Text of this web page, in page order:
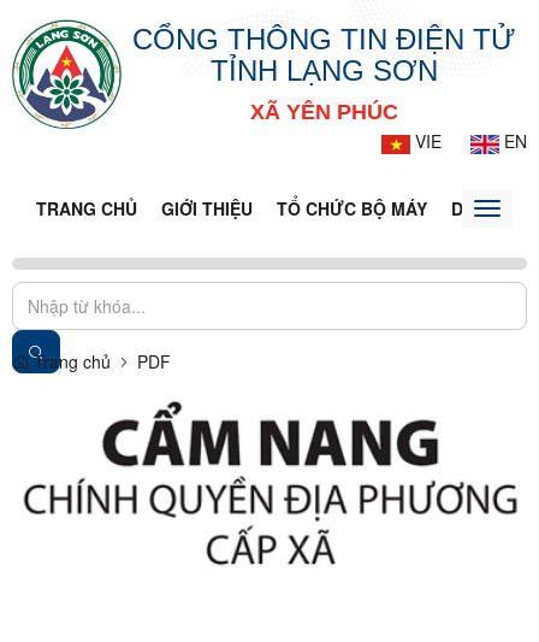
CỔNG THÔNG TIN ĐIỆN TỬ
TỈNH LẠNG SƠN
XÃ YÊN PHÚC
VIE
EN
TRANG CHỦ GIỚI THIỆU TỔ CHỨC BỘ MÁY DOANH
Toggle
Trang chủ PDF